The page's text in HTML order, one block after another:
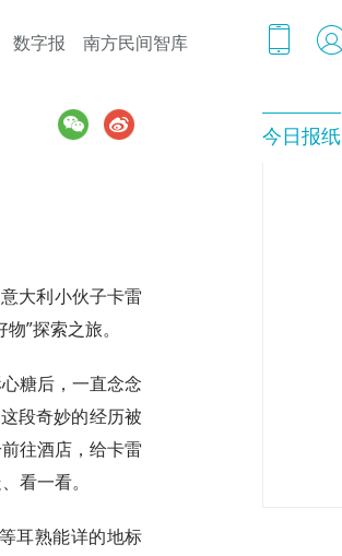
数字报 南方民间智库
大利小伙子卡雷
”探索之旅。
糖后，一直念念
段奇妙的经历被
往酒店，给卡雷
看一看。
耳熟能详的地标
今日报纸